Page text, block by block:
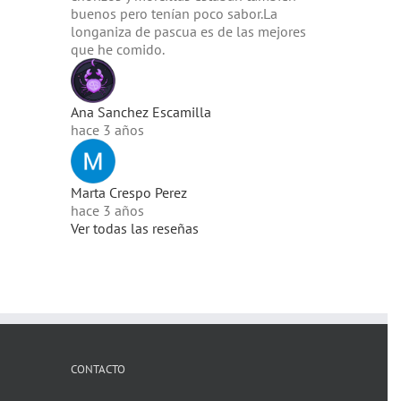
buenos pero tenían poco sabor.La
longaniza de pascua es de las mejores
que he comido.
Ana Sanchez Escamilla
hace 3 años
Marta Crespo Perez
hace 3 años
Ver todas las reseñas
CONTACTO